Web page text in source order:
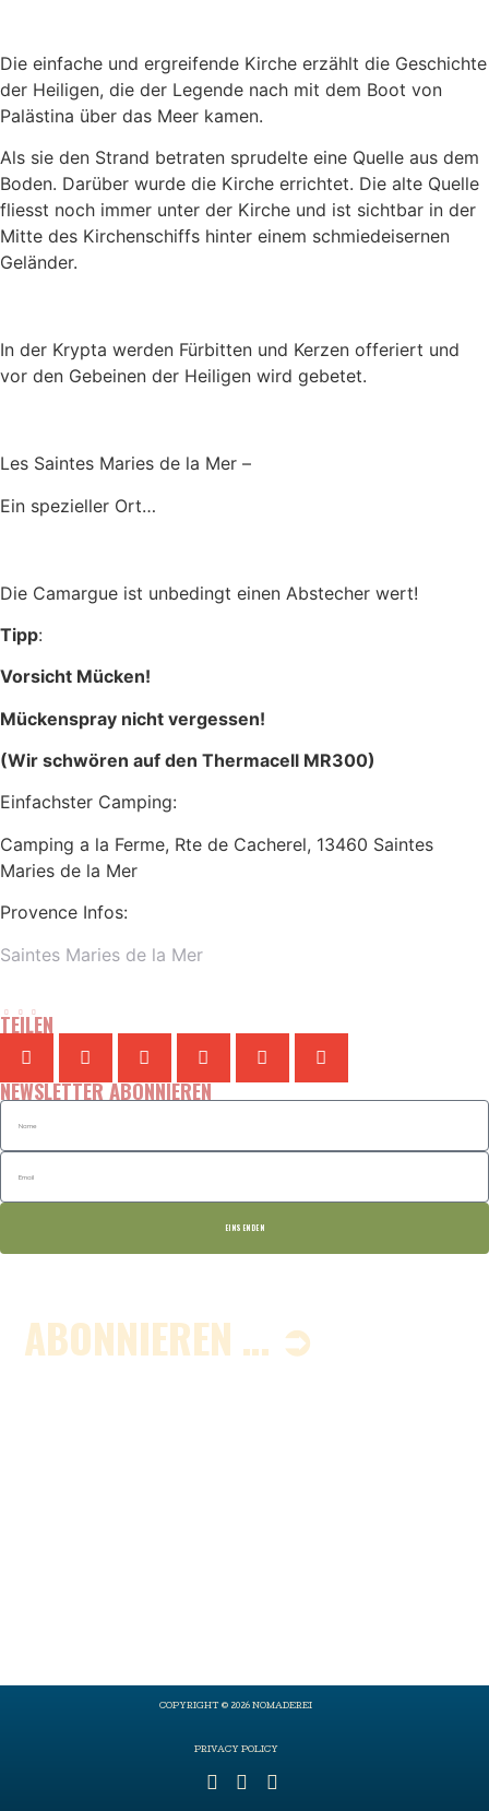
Die einfache und ergreifende Kirche erzählt die Geschichte
der Heiligen, die der Legende nach mit dem Boot von
Palästina über das Meer kamen.
Als sie den Strand betraten sprudelte eine Quelle aus dem
Boden. Darüber wurde die Kirche errichtet. Die alte Quelle
fliesst noch immer unter der Kirche und ist sichtbar in der
Mitte des Kirchenschiffs hinter einem schmiedeisernen
Geländer.
In der Krypta werden Fürbitten und Kerzen offeriert und
vor den Gebeinen der Heiligen wird gebetet.
Les Saintes Maries de la Mer –
Ein spezieller Ort…
Die Camargue ist unbedingt einen Abstecher wert!
Tipp:
Vorsicht Mücken!
Mückenspray nicht vergessen!
(Wir schwören auf den Thermacell MR300)
Einfachster Camping:
Camping a la Ferme, Rte de Cacherel, 13460 Saintes
Maries de la Mer
Provence Infos:
Saintes Maries de la Mer
TEILEN
NEWSLETTER ABONNIEREN
EINSENDEN
ABONNIEREN … ➲
COPYRIGHT © 2026 NOMADEREI
PRIVACY POLICY